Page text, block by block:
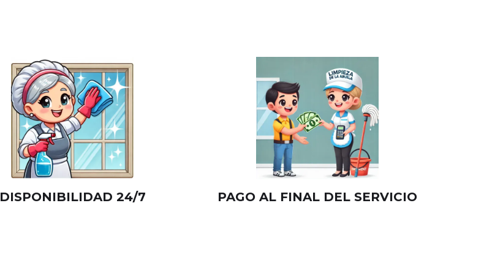
DISPONIBILIDAD 24/7 PAGO AL FINAL DEL SERVICIO